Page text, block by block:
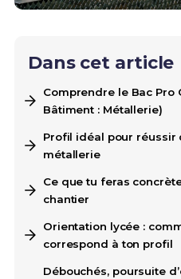
Dans cet article
Comprendre le Bac Pro
Bâtiment : Métallerie)
Profil idéal pour
métallerie
Ce que tu feras
chantier
Orientation lycée :
correspond à ton profil
Débouchés, poursuite